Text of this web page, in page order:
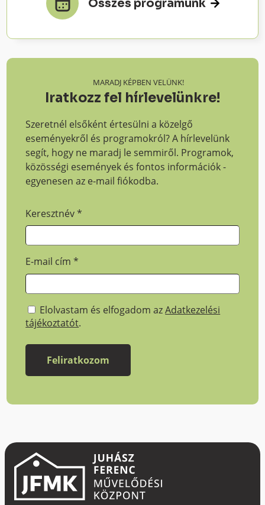
Összes programunk
MARADJ KÉPBEN VELÜNK!
Iratkozz fel hírlevelünkre!
Szeretnél elsőként értesülni a közelgő
eseményekről és programokról? A hírlevelünk
segít, hogy ne maradj le semmiről. Programok,
közösségi események és fontos információk -
egyenesen az e-mail fiókodba.
Keresztnév*
E-mail cím*
Elolvastam és elfogadom azAdatkezelési
tájékoztatót.